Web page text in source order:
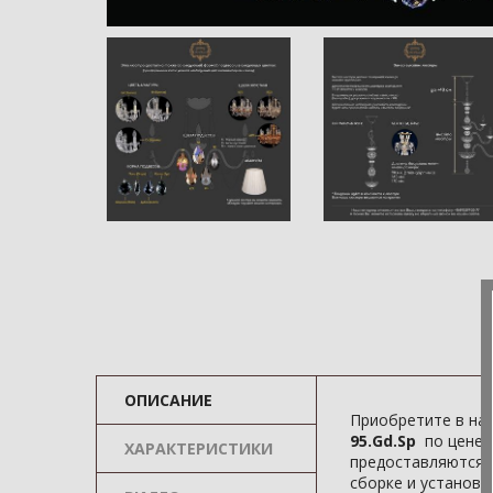
ОПИСАНИЕ
ХАРАКТЕРИСТИКИ
Приобретите в
95.Gd.Sp по цене
предоставляются
сборке и установке.